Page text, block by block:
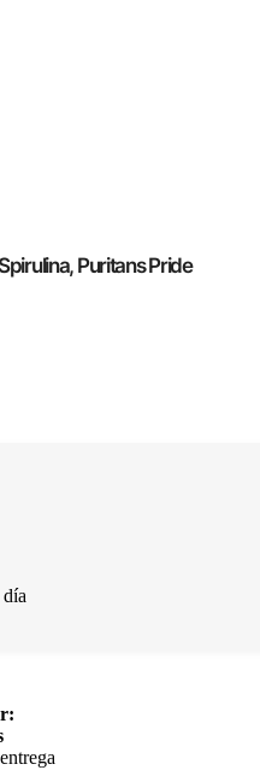
Puritans Pride
: